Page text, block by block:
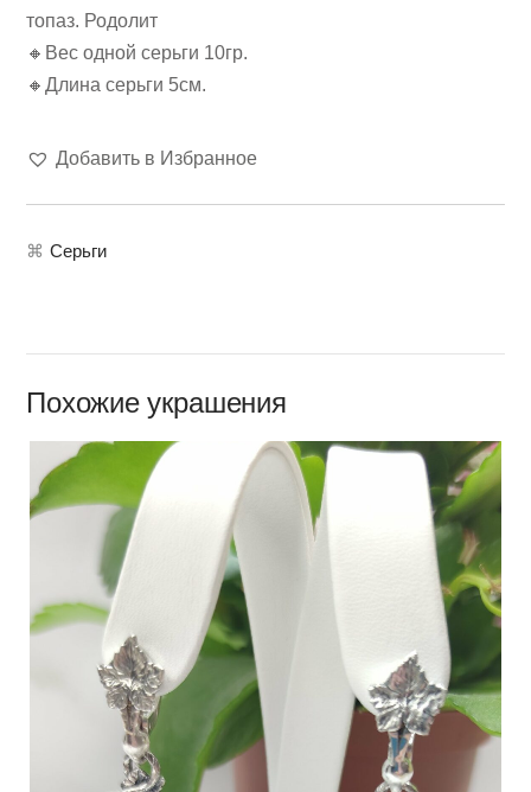
топаз. Родолит
🔸Вес одной серьги 10гр.
🔸Длина серьги 5см.
Добавить в Избранное
⌘ Серьги
Похожие украшения